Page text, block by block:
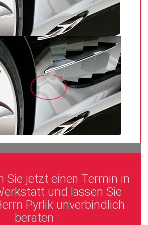
Sie jetzt einen Termin in
und lassen Sie
Pyrlik unverbindlich
beraten :